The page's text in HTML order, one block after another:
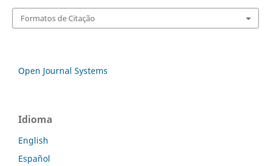
Formatos de Citação
Open Journal Systems
Idioma
English
Español